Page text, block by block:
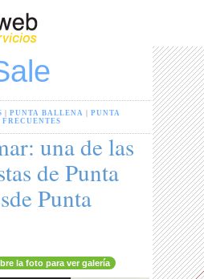
|PUNTA BALLENA |PUNTA
FRECUENTES
una de las
de Punta
Punta
la foto para ver galería